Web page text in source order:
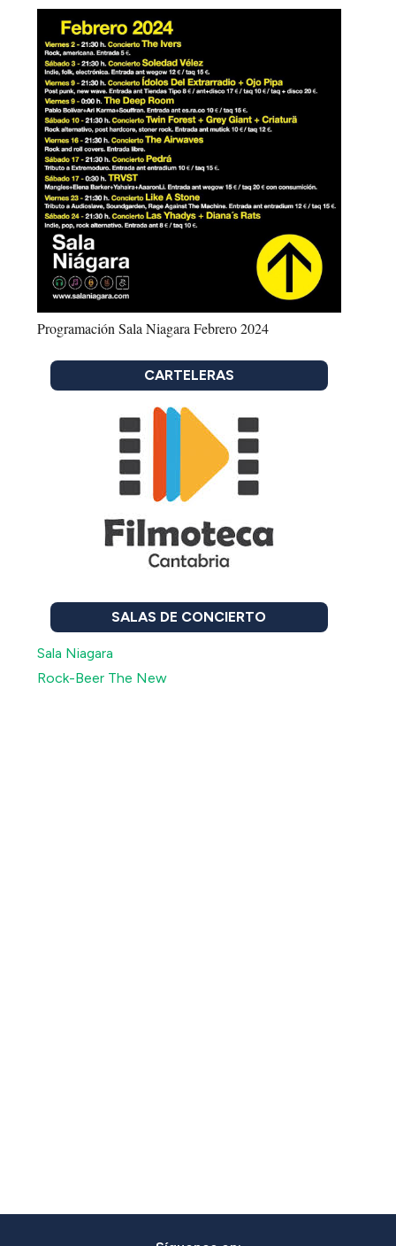
Programación Sala Niagara Febrero 2024
CARTELERAS
SALAS DE CONCIERTO
Sala Niagara
Rock-Beer The New